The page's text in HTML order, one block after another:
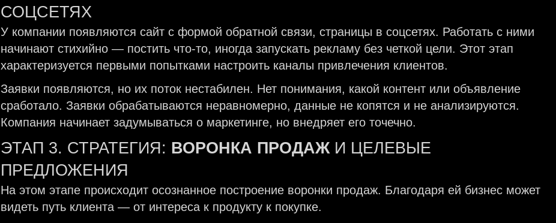
СОЦСЕТЯХ
У компании появляются сайт с формой обратной связи, страницы в соцсетях. Работать с ними
начинают стихийно — постить что-то, иногда запускать рекламу без четкой цели. Этот этап
характеризуется первыми попытками настроить каналы привлечения клиентов.
Заявки появляются, но их поток нестабилен. Нет понимания, какой контент или объявление
сработало. Заявки обрабатываются неравномерно, данные не копятся и не анализируются.
Компания начинает задумываться о маркетинге, но внедряет его точечно.
ЭТАП 3. СТРАТЕГИЯ: ВОРОНКА ПРОДАЖ И ЦЕЛЕВЫЕ
ПРЕДЛОЖЕНИЯ
На этом этапе происходит осознанное построение воронки продаж. Благодаря ей бизнес может
видеть путь клиента — от интереса к продукту к покупке.